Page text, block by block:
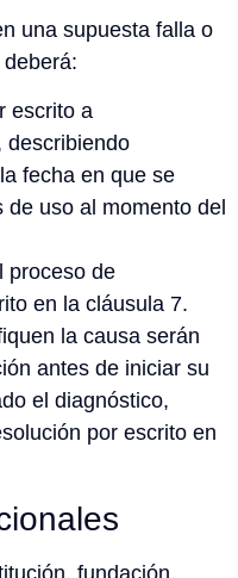
una supuesta falla o
escrito a
describiendo
fecha en que se
uso al momento del
proceso de
en la cláusula 7.
la causa serán
antes de iniciar su
el diagnóstico,
por escrito en
fundación,